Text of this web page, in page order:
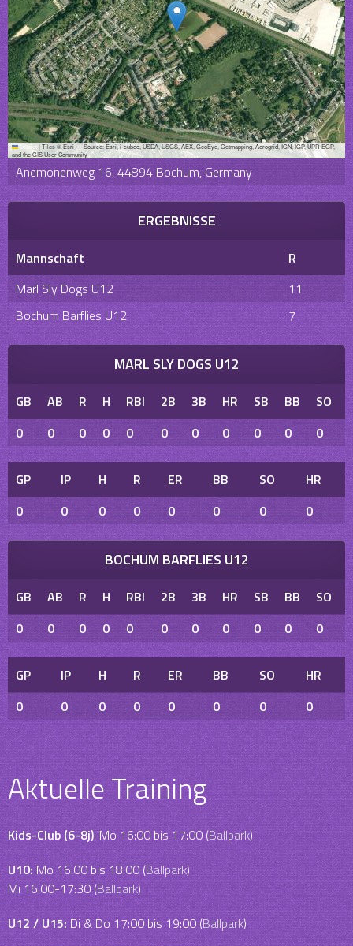
Leaflet |Tiles © Esri — Source: Esri, i-cubed, USDA, USGS, AEX, GeoEye, Getmapping, Aerogrid, IGN, IGP, UPR-EGP,
and the GIS User Community
Anemonenweg 16, 44894 Bochum, Germany
ERGEBNISSE
Mannschaft
R
Marl Sly Dogs U12
11
Bochum Barflies U12
7
MARL SLY DOGS U12
GB AB R H RBI 2B 3B HR SB BB SO
0
0 0 0 0 0 0 0 0 0 0
GP IP H R ER BB SO
HR
0
0 0 0 0 0 0 0
BOCHUM BARFLIES U12
GB AB R H RBI 2B 3B HR SB BB SO
0
0 0 0 0 0 0 0 0 0 0
GP IP H R ER BB SO
HR
0
0 0 0 0 0 0 0
Aktuelle Training
Kids-Club (6-8j): Mo 16:00 bis 17:00 (Ballpark)
U10:Mo 16:00 bis 18:00 (Ballpark)
Mi 16:00-17:30 (Ballpark)
U12 / U15: Di & Do 17:00 bis 19:00 (Ballpark)